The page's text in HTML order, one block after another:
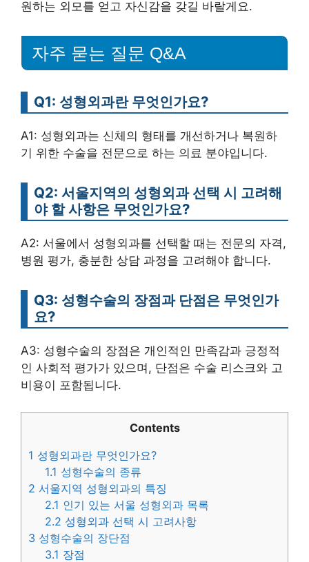
원하는 외모를 얻고 자신감을 갖길 바랄게요.
자주 묻는 질문 Q&A
Q1: 성형외과란 무엇인가요?
A1: 성형외과는 신체의 형태를 개선하거나 복원하
기 위한 수술을 전문으로 하는 의료 분야입니다.
Q2: 서울지역의 성형외과 선택 시 고려해
야 할 사항은 무엇인가요?
A2: 서울에서 성형외과를 선택할 때는 전문의 자격,
병원 평가, 충분한 상담 과정을 고려해야 합니다.
Q3: 성형수술의 장점과 단점은 무엇인가
요?
A3: 성형수술의 장점은 개인적인 만족감과 긍정적
인 사회적 평가가 있으며, 단점은 수술 리스크와 고
비용이 포함됩니다.
Contents
1 성형외과란 무엇인가요?
1.1 성형수술의 종류
2 서울지역 성형외과의 특징
2.1 인기 있는 서울 성형외과 목록
2.2 성형외과 선택 시 고려사항
3 성형수술의 장단점
3.1 장점